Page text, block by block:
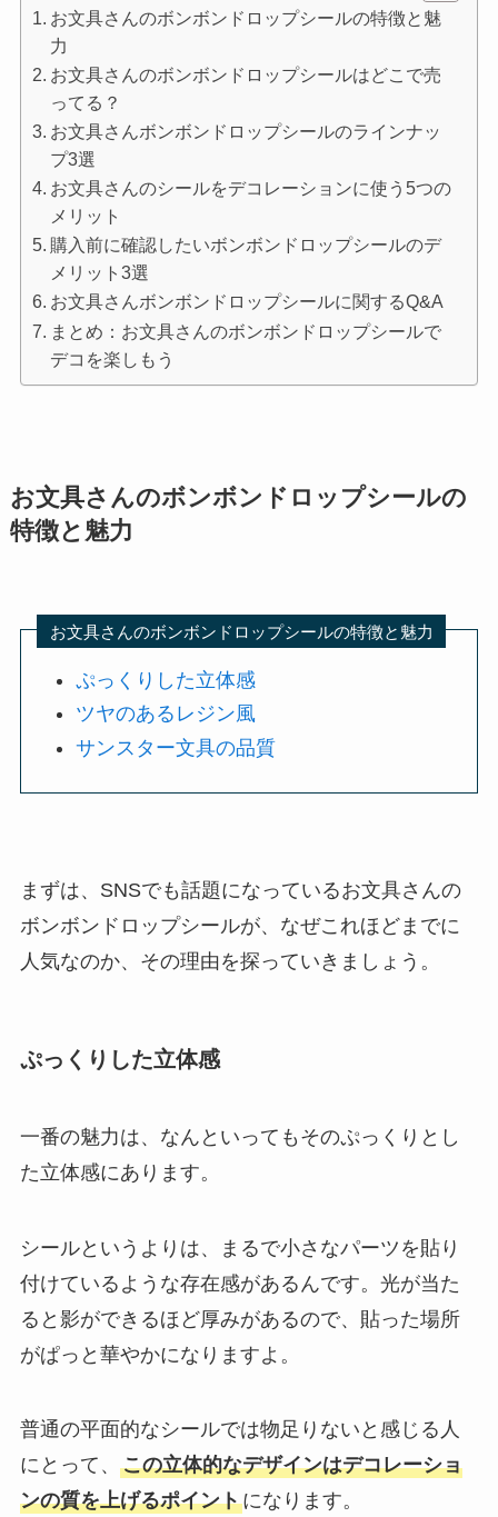
お文具さんのボンボンドロップシールの特徴と魅
力
お文具さんのボンボンドロップシールはどこで売
ってる？
お文具さんボンボンドロップシールのラインナッ
プ3選
お文具さんのシールをデコレーションに使う5つの
メリット
購入前に確認したいボンボンドロップシールのデ
メリット3選
お文具さんボンボンドロップシールに関するQ&A
まとめ：お文具さんのボンボンドロップシールで
デコを楽しもう
お文具さんのボンボンドロップシールの
特徴と魅力
お文具さんのボンボンドロップシールの特徴と魅力
ぷっくりした立体感
ツヤのあるレジン風
サンスター文具の品質
まずは、SNSでも話題になっているお文具さんの
ボンボンドロップシールが、なぜこれほどまでに
人気なのか、その理由を探っていきましょう。
ぷっくりした立体感
一番の魅力は、なんといってもそのぷっくりとし
た立体感にあります。
シールというよりは、まるで小さなパーツを貼り
付けているような存在感があるんです。光が当た
ると影ができるほど厚みがあるので、貼った場所
がぱっと華やかになりますよ。
普通の平面的なシールでは物足りないと感じる人
にとって、 この立体的なデザインはデコレーショ
ンの質を上げるポイントになります。